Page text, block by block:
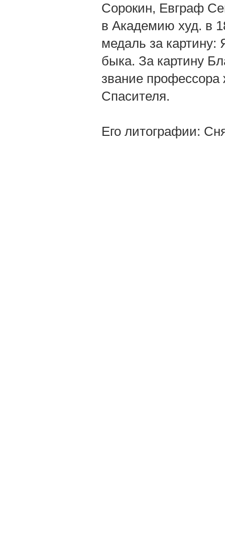
Сорокин, Евграф
в Академию худ. в
медаль за картину:
быка. За картину
звание
Спасителя.
Его литографии: